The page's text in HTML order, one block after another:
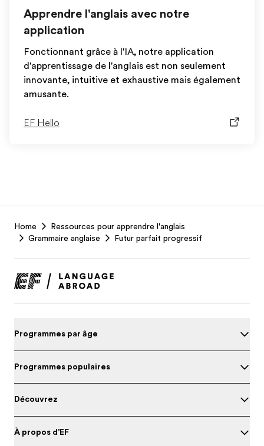
Apprendre l'anglais avec notre
application
Fonctionnant grâce à l'IA, notre application
d'apprentissage de l'anglais est non seulement
innovante, intuitive et exhaustive mais également
amusante.
EF Hello
Footer
Home
Ressources pour apprendre l'anglais
Grammaire anglaise
Futur parfait progressif
Programmes par âge
Programmes populaires
Découvrez
À propos d'EF